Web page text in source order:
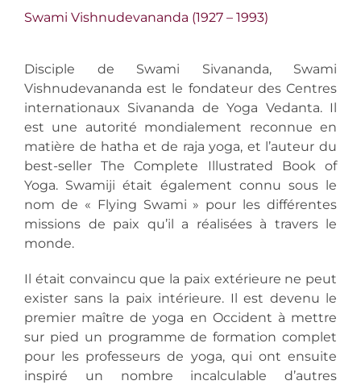
Swami Vishnudevananda (1927 – 1993)
Disciple de Swami Sivananda, Swami
Vishnudevananda est le fondateur des Centres
internationaux Sivananda de Yoga Vedanta. Il
est une autorité mondialement reconnue en
matière de hatha et de raja yoga, et l’auteur du
best-seller The Complete Illustrated Book of
Yoga. Swamiji était également connu sous le
nom de « Flying Swami » pour les différentes
missions de paix qu’il a réalisées à travers le
monde.
Il était convaincu que la paix extérieure ne peut
exister sans la paix intérieure. Il est devenu le
premier maître de yoga en Occident à mettre
sur pied un programme de formation complet
pour les professeurs de yoga, qui ont ensuite
inspiré un nombre incalculable d’autres